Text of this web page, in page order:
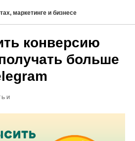
маркетинге и бизнесе
конверсию
больше